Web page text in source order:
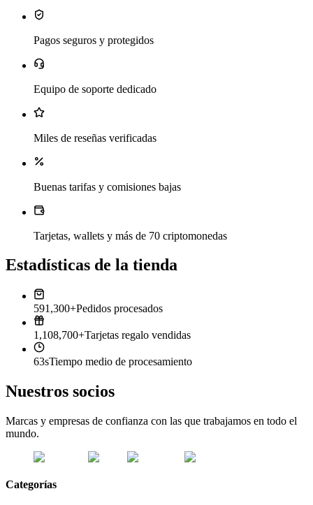
Pagos seguros y protegidos
Equipo de soporte dedicado
Miles de reseñas verificadas
Buenas tarifas y comisiones bajas
Tarjetas, wallets y más de 70 criptomonedas
Estadísticas de la tienda
591,300+Pedidos procesados
1,108,700+Tarjetas regalo vendidas
63sTiempo medio de procesamiento
Nuestros socios
Marcas y empresas de confianza con las que trabajamos en todo el
mundo.
Categorías